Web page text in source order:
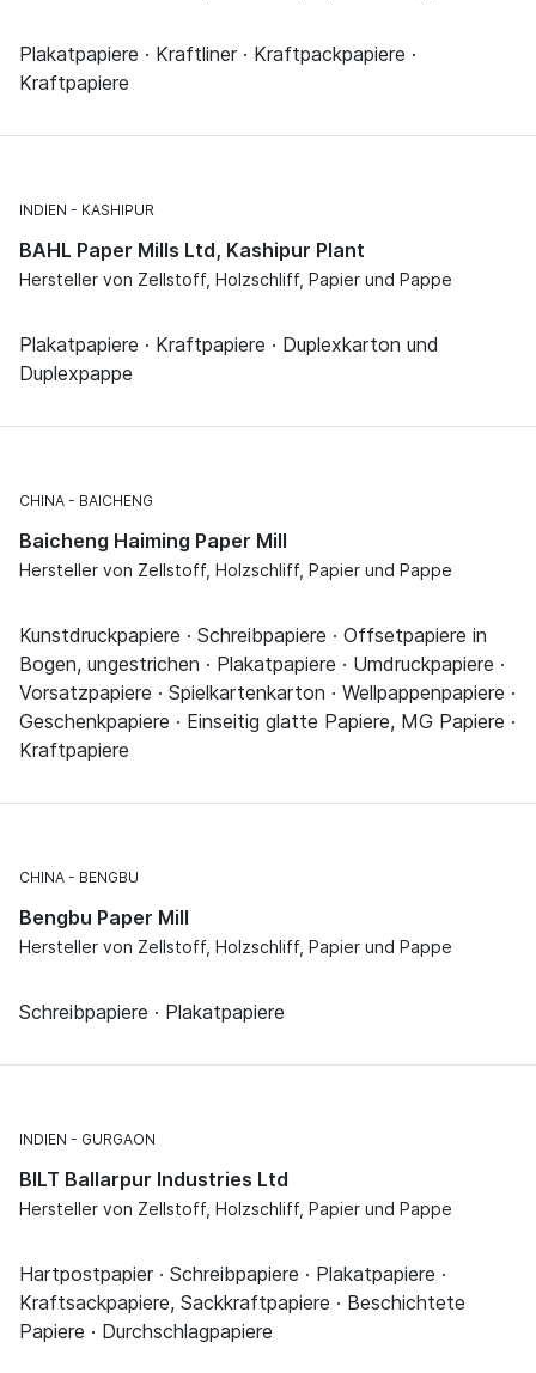
Plakatpapiere · Kraftliner · Kraftpackpapiere ·
Kraftpapiere
INDIEN KASHIPUR
BAHL Paper Mills Ltd, Kashipur Plant
Hersteller von Zellstoff, Holzschliff, Papier und Pappe
Plakatpapiere · Kraftpapiere · Duplexkarton und
Duplexpappe
CHINA BAICHENG
Baicheng Haiming Paper Mill
Hersteller von Zellstoff, Holzschliff, Papier und Pappe
Kunstdruckpapiere · Schreibpapiere · Offsetpapiere in
Bogen, ungestrichen · Plakatpapiere · Umdruckpapiere ·
Vorsatzpapiere · Spielkartenkarton · Wellpappenpapiere ·
Geschenkpapiere · Einseitig glatte Papiere, MG Papiere ·
Kraftpapiere
CHINA BENGBU
Bengbu Paper Mill
Hersteller von Zellstoff, Holzschliff, Papier und Pappe
Schreibpapiere · Plakatpapiere
INDIEN GURGAON
BILT Ballarpur Industries Ltd
Hersteller von Zellstoff, Holzschliff, Papier und Pappe
Hartpostpapier · Schreibpapiere · Plakatpapiere ·
Kraftsackpapiere, Sackkraftpapiere · Beschichtete
Papiere · Durchschlagpapiere